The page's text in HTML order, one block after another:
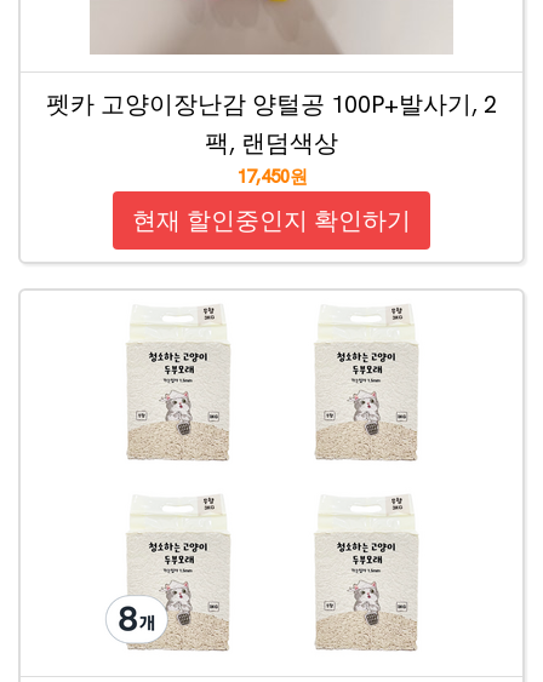
펫카 고양이장난감 양털공 100P+발사기, 2
팩, 랜덤색상
17,450원
현재 할인중인지 확인하기